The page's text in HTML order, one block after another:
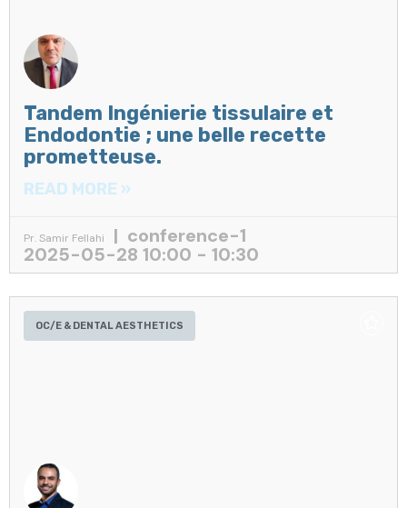
Tandem Ingénierie tissulaire et
Endodontie ; une belle recette
prometteuse.
READ MORE »
Pr. Samir Fellahi
conference-1
2025-05-28 10:00 - 10:30
OC/E & DENTAL AESTHETICS